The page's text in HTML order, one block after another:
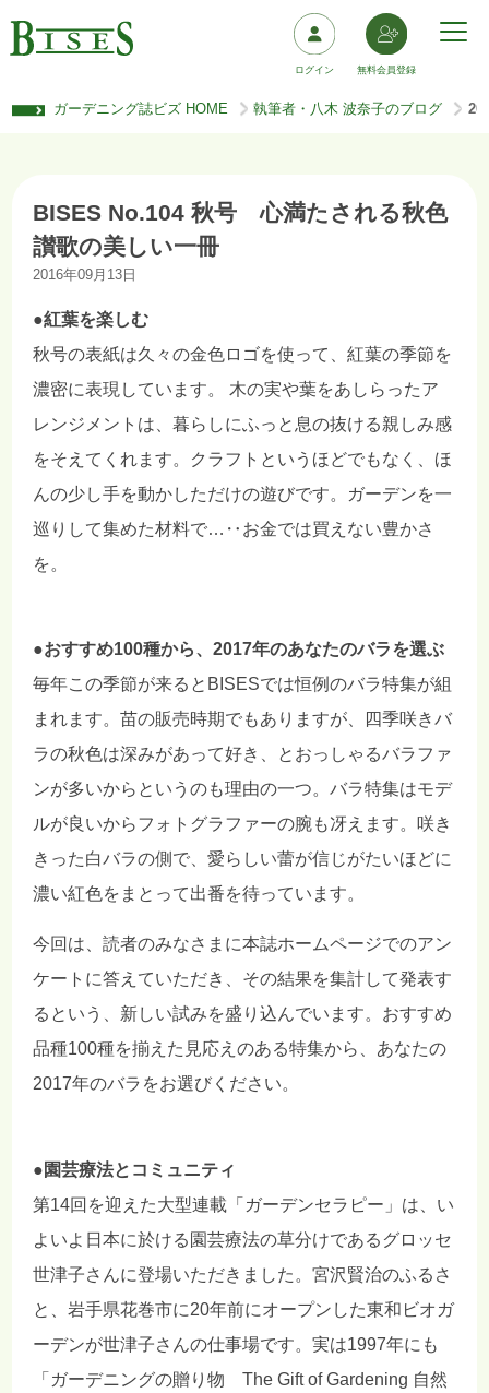
ログイン 無料会員登録
ガーデニング誌ビズ HOME > 執筆者・八木 波奈子のブログ >
BISES No.104 秋号 心満たされる秋色
讃歌の美しい一冊
2016年09月13日
●紅葉を楽しむ
秋号の表紙は久々の金色ロゴを使って、紅葉の季節を
濃密に表現しています。 木の実や葉をあしらったア
レンジメントは、暮らしにふっと息の抜ける親しみ感
をそえてくれます。クラフトというほどでもなく、ほ
んの少し手を動かしただけの遊びです。ガーデンを一
巡りして集めた材料で…‥お金では買えない豊かさ
を。
●おすすめ100種から、2017年のあなたのバラを選ぶ
毎年この季節が来るとBISESでは恒例のバラ特集が組
まれます。苗の販売時期でもありますが、四季咲きバ
ラの秋色は深みがあって好き、とおっしゃるバラファ
ンが多いからというのも理由の一つ。バラ特集はモデ
ルが良いからフォトグラファーの腕も冴えます。咲き
きった白バラの側で、愛らしい蕾が信じがたいほどに
濃い紅色をまとって出番を待っています。
今回は、読者のみなさまに本誌ホームページでのアン
ケートに答えていただき、その結果を集計して発表す
るという、新しい試みを盛り込んでいます。おすすめ
品種100種を揃えた見応えのある特集から、あなたの
2017年のバラをお選びください。
●園芸療法とコミュニティ
第14回を迎えた大型連載「ガーデンセラピー」は、い
よいよ日本に於ける園芸療法の草分けであるグロッセ
世津子さんに登場いただきました。宮沢賢治のふるさ
と、岩手県花巻市に20年前にオープンした東和ビオガ
ーデンが世津子さんの仕事場です。実は1997年にも
「ガーデニングの贈り物 The Gift of Gardening 自然